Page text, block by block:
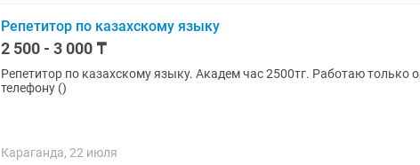
Репетитор по казахскому языку
2 500 - 3 000 ₸
Репетитор по казахскому языку. Академ час 2500тг. Работаю только
телефону ()
Караганда, 22 июля